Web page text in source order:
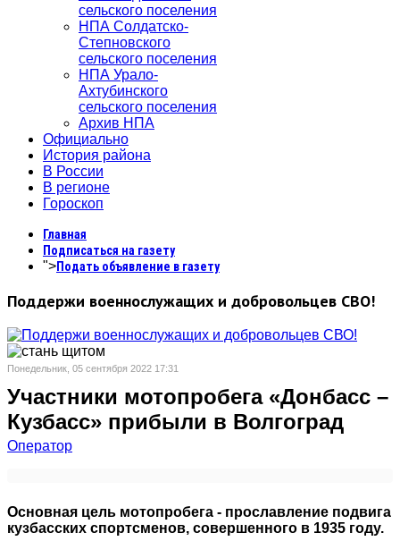
сельского поселения
НПА Солдатско-
Степновского
сельского поселения
НПА Урало-
Ахтубинского
сельского поселения
Архив НПА
Официально
История района
В России
В регионе
Гороскоп
Главная
Подписаться на газету
">Подать объявление в газету
Поддержи военнослужащих и добровольцев СВО!
Понедельник, 05 сентября 2022 17:31
Участники мотопробега «Донбасс –
Кузбасс» прибыли в Волгоград
Оператор
Основная цель мотопробега - прославление подвига
кузбасских спортсменов, совершенного в 1935 году.